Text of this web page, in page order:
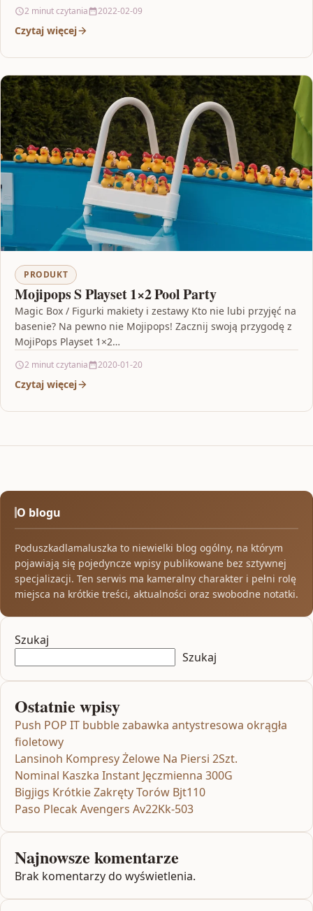
2 minut czytania 2022-02-09
Czytaj więcej
PRODUKT
Mojipops S Playset 1×2 Pool Party
Magic Box / Figurki makiety i zestawy Kto nie lubi przyjęć na
basenie? Na pewno nie Mojipops! Zacznij swoją przygodę z
MojiPops Playset 1×2…
2 minut czytania 2020-01-20
Czytaj więcej
O blogu
Poduszkadlamaluszka to niewielki blog ogólny, na którym
pojawiają się pojedyncze wpisy publikowane bez sztywnej
specjalizacji. Ten serwis ma kameralny charakter i pełni rolę
miejsca na krótkie treści, aktualności oraz swobodne notatki.
Szukaj
Szukaj
Ostatnie wpisy
Push POP IT bubble zabawka antystresowa okrągła
fioletowy
Lansinoh Kompresy Żelowe Na Piersi 2Szt.
Nominal Kaszka Instant Jęczmienna 300G
Bigjigs Krótkie Zakręty Torów Bjt110
Paso Plecak Avengers Av22Kk-503
Najnowsze komentarze
Brak komentarzy do wyświetlenia.